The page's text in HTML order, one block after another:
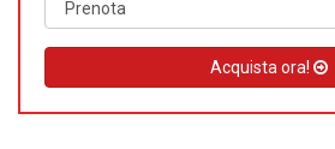
Acquista ora!